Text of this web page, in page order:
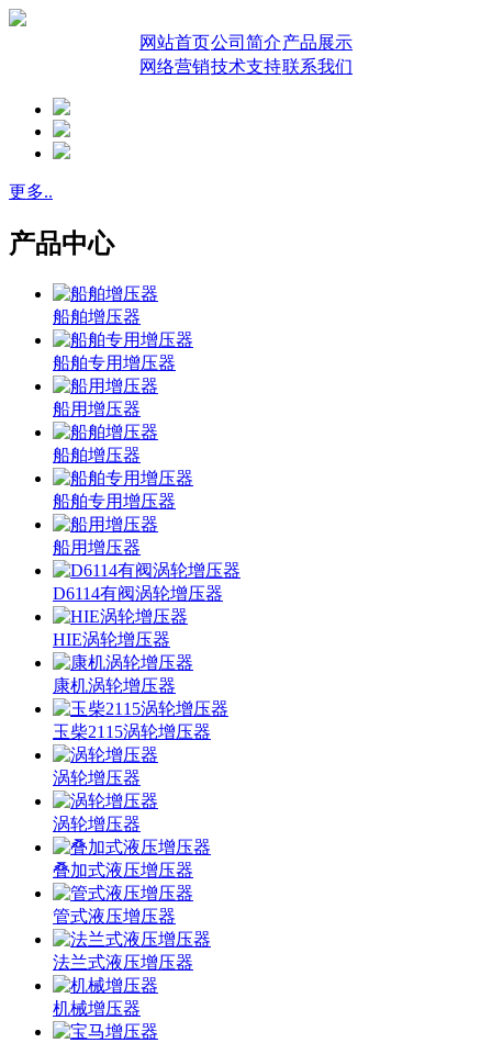
网站首页公司简介产品展示
网络营销技术支持联系我们
更多..
产品中心
船舶增压器
船舶专用增压器
船用增压器
船舶增压器
船舶专用增压器
船用增压器
D6114有阀涡轮增压器
HIE涡轮增压器
康机涡轮增压器
玉柴2115涡轮增压器
涡轮增压器
涡轮增压器
叠加式液压增压器
管式液压增压器
法兰式液压增压器
机械增压器